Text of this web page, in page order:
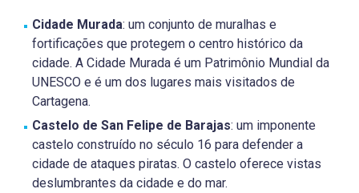
Cidade Murada: um conjunto de muralhas e
fortificações que protegem o centro histórico da
cidade. A Cidade Murada é um Patrimônio Mundial da
UNESCO e é um dos lugares mais visitados de
Cartagena.
Castelo de San Felipe de Barajas: um imponente
castelo construído no século 16 para defender a
cidade de ataques piratas. O castelo oferece vistas
deslumbrantes da cidade e do mar.